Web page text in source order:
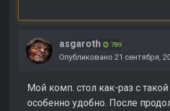
asgaroth 789
Опубликовано 21 сентября,
Мой комп. стол как-раз с
особенно удобно. После